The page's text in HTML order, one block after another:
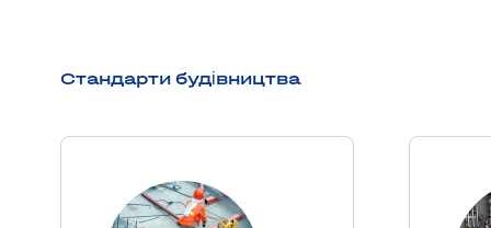
Стандарти будівництва